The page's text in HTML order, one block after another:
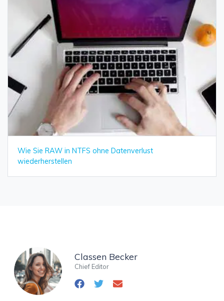
Wie Sie RAW in NTFS ohne Datenverlust
wiederherstellen
Classen Becker
Chief Editor